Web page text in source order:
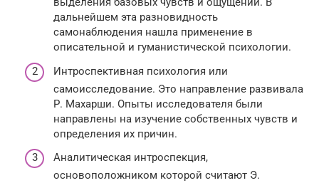
дальнейшем эта разновидность
самонаблюдения нашла применение в
описательной и гуманистической психологии.
Интроспективная психология или
самоисследование. Это направление развивала
Р. Махарши. Опыты исследователя были
направлены на изучение собственных чувств и
определения их причин.
Аналитическая интроспекция,
основоположником которой считают Э.